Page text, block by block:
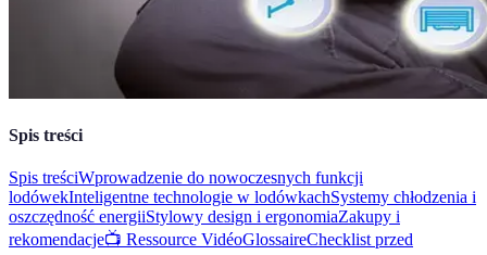
Spis treści
Spis treściWprowadzenie do nowoczesnych funkcji
lodówekInteligentne technologie w lodówkachSystemy chłodzenia i
oszczędność energiiStylowy design i ergonomiaZakupy i
rekomendacje📺 Ressource VidéoGlossaireChecklist przed